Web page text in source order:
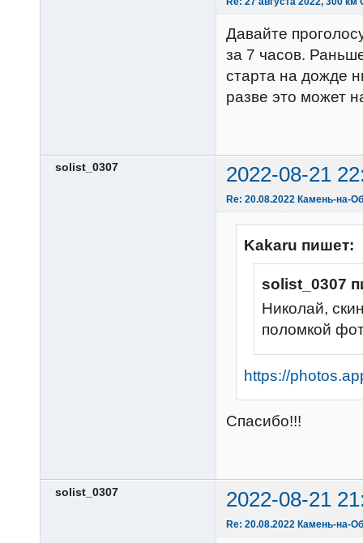
Давайте
за 7 часов.
старта на дожде
разве это может
solist_0307 2022-08-21
Re: 20.08.2022 Камень-на-
Kakaru пишет:
solist_0307
Николай,
поломкой
https://
Спасибо!!!
solist_0307 2022-08-21
Re: 20.08.2022 Камень-на-